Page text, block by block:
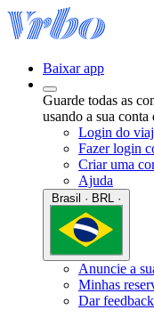
Baixar app
Guarde todas as
usando a sua conta
Login do
Fazer login
Criar uma
Ajuda
Anuncie a
Minhas
Dar feedback